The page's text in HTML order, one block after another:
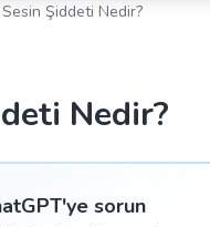
Sesin Şiddeti Nedir?
Nedir?
sorun